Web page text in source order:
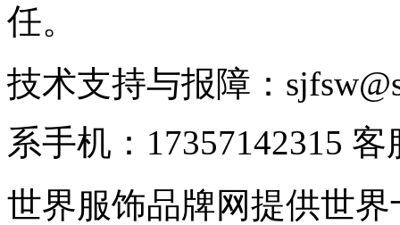
任。
技术支持与报障：
系手机：17357142315 客
世界服饰品牌网提供世